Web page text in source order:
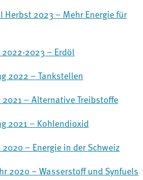
Herbst 2023 – Mehr Energie für
2023 – Erdöl
2022 – Tankstellen
– Alternative Treibstoffe
2021 – Kohlendioxid
– Energie in der Schweiz
2020 – Wasserstoff und Synfuels